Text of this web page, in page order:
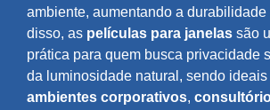
ambiente, aumentando a durabilidade
disso, as películas para janelas são
prática para quem busca privacidade
da luminosidade natural, sendo ideais
ambientes corporativos,